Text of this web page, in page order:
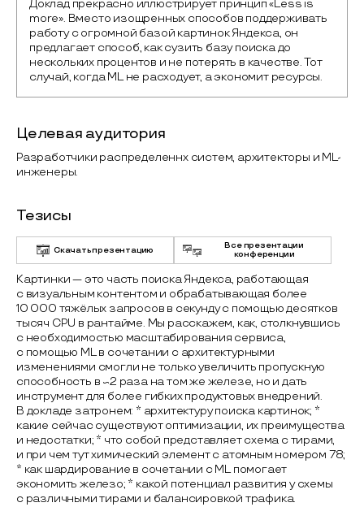
Доклад прекрасно иллюстрирует принцип «Less is
more». Вместо изощренных способов поддерживать
работу с огромной базой картинок Яндекса, он
предлагает способ, как сузить базу поиска до
нескольких процентов и не потерять в качестве. Тот
случай, когда ML не расходует, а экономит ресурсы.
Целевая аудитория
Разработчики распределеннх систем, архитекторы и ML-
инженеры.
Тезисы
Скачать презентацию
Все презентации
конференции
Картинки — это часть поиска Яндекса, работающая
с визуальным контентом и обрабатывающая более
10 000 тяжёлых запросов в секунду с помощью десятков
тысяч CPU в рантайме. Мы расскажем, как, столкнувшись
с необходимостью масштабирования сервиса,
с помощью ML в сочетании с архитектурными
изменениями смогли не только увеличить пропускную
способность в ~2 раза на том же железе, но и дать
инструмент для более гибких продуктовых внедрений.
В докладе затронем: * архитектуру поиска картинок; *
какие сейчас существуют оптимизации, их преимущества
и недостатки; * что собой представляет схема с тирами,
и при чем тут химический элемент с атомным номером 78;
* как шардирование в сочетании с ML помогает
экономить железо; * какой потенциал развития у схемы
с различными тирами и балансировкой трафика.